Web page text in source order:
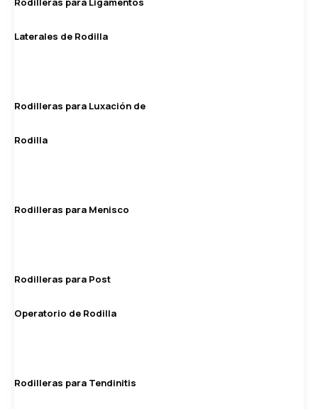
Laterales de Rodilla
Rodilleras para Luxación de
Rodilla
Rodilleras para Menisco
Rodilleras para Post
Operatorio de Rodilla
Rodilleras para Tendinitis